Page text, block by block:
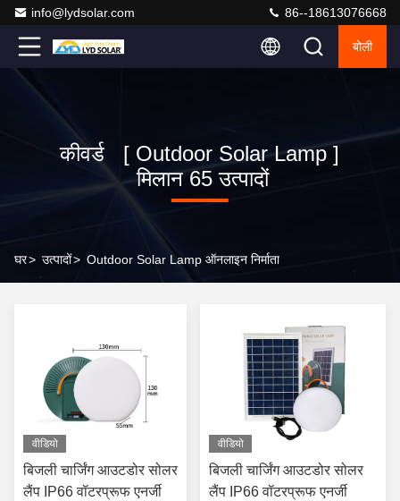
info@lydsolar.com 86--18613076668
बोली
कीवर्ड [ Outdoor Solar Lamp ]
मिलान 65 उत्पादों
घर> उत्पादों> Outdoor Solar Lamp ऑनलाइन निर्माता
वीडियो
बिजली चार्जिंग आउटडोर सोलर
लैंप IP66 वॉटरप्रूफ एनर्जी
वीडियो
बिजली चार्जिंग आउटडोर सोलर
लैंप IP66 वॉटरप्रूफ एनर्जी